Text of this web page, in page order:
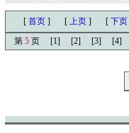
[ 首页 ] [ 上页 ] [ 下页
第 5 页 [1] [2] [3] [4]